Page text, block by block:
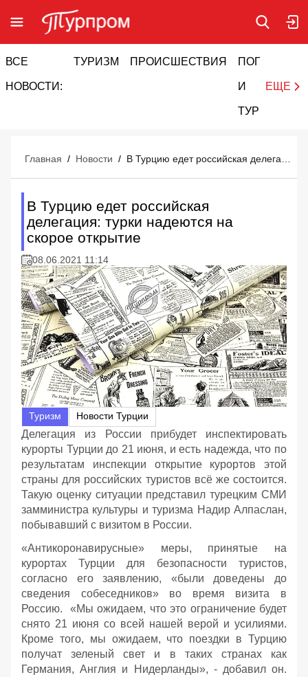
ВСЕ
НОВОСТИ:
ТУРИЗМ ПРОИСШЕСТВИЯ ПОГОДА
И
ТУРИЗМ
ЕЩЕ
Главная / Новости /
В Турцию едет российская
делегация: турки надеются на
скорое открытие
08.06.2021 11:14
Туризм Новости Турции
Делегация из России прибудет инспектировать
курорты Турции до 21 июня, и есть надежда, что по
результатам инспекции открытие курортов этой
страны для российских туристов всё же состоится.
Такую оценку ситуации представил турецким СМИ
замминистра культуры и туризма Надир Алпаслан,
побывавший с визитом в России.
«Антикоронавирусные» меры, принятые на
курортах Турции для безопасности туристов,
согласно его заявлению, «были доведены до
сведения собеседников» во время визита в
Россию. «Мы ожидаем, что это ограничение будет
снято 21 июня со всей нашей верой и усилиями.
Кроме того, мы ожидаем, что поездки в Турцию
получат зеленый свет и в таких странах как
Германия, Англия и Нидерланды», - добавил он.